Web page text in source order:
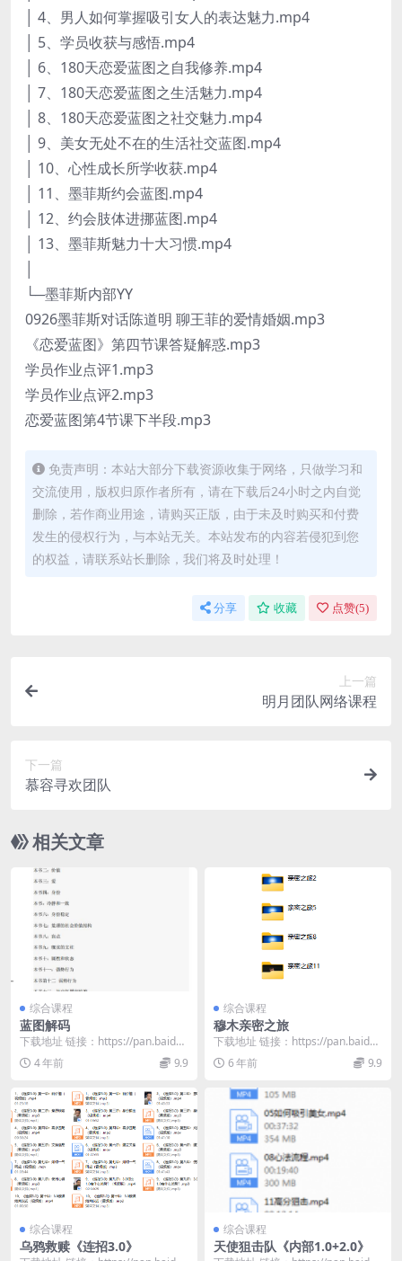
│ 4、男人如何掌握吸引女人的表达魅力.mp4
│ 5、学员收获与感悟.mp4
│ 6、180天恋爱蓝图之自我修养.mp4
│ 7、180天恋爱蓝图之生活魅力.mp4
│ 8、180天恋爱蓝图之社交魅力.mp4
│ 9、美女无处不在的生活社交蓝图.mp4
│ 10、心性成长所学收获.mp4
│ 11、墨菲斯约会蓝图.mp4
│ 12、约会肢体进挪蓝图.mp4
│ 13、墨菲斯魅力十大习惯.mp4
└─墨菲斯内部YY
0926墨菲斯对话陈道明 聊王菲的爱情婚姻.mp3
《恋爱蓝图》第四节课答疑解惑.mp3
学员作业点评1.mp3
学员作业点评2.mp3
恋爱蓝图第4节课下半段.mp3
免责声明：本站大部分下载资源收集于网络，只做学习和
交流使用，版权归原作者所有，请在下载后24小时之内自觉
删除，若作商业用途，请购买正版，由于未及时购买和付费
发生的侵权行为，与本站无关。本站发布的内容若侵犯到您
的权益，请联系站长删除，我们将及时处理！
分享 收藏 点赞(5)
上一篇
明月团队网络课程
下一篇
慕容寻欢团队
相关文章
综合课程
蓝图解码
下载地址 链接：https://pan.baidu.
com/s/1OFkDBnK...
4 年前 9.9
综合课程
穆木亲密之旅
下载地址 链接：https://pan.baidu.
com/s/1QELxAxV...
6 年前 9.9
综合课程
乌鸦救赎《连招3.0》
综合课程
天使狙击队《内部1.0+2.0》